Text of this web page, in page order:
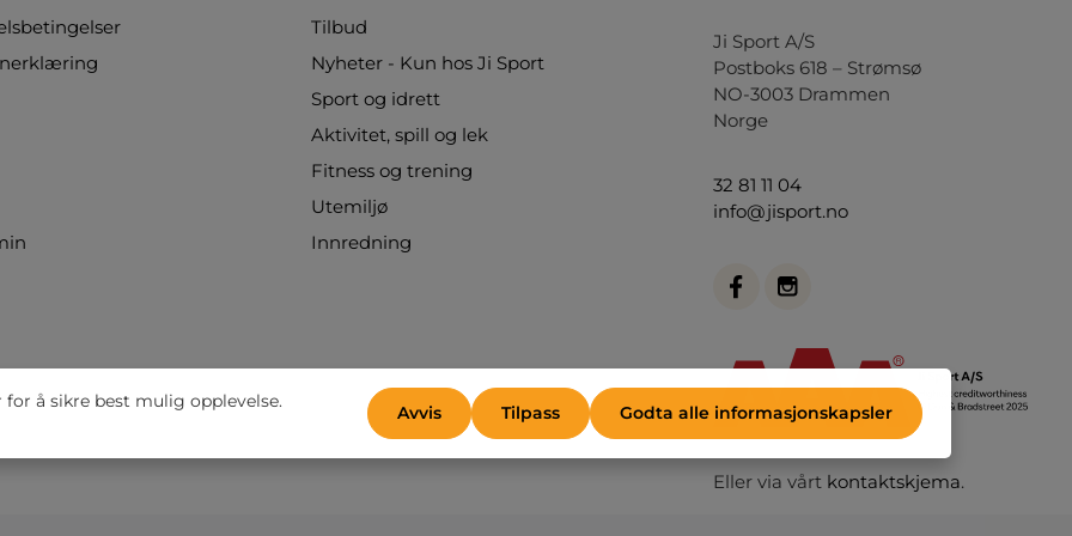
eller blå – er det lett å matche interiøret i
klasserommet eller skape et fargerikt
Tilbud
Nyheter - Kun hos Ji Sport
Sport og idrett
Aktivitet, spill og lek
Fitness og trening
Utemiljø
Innredning
Ji Sport A/S
Postboks 618 – Strømsø
NO-3003 Drammen
Norge
32 81 11 04
info@jisport.no
Eller via vårt kontaktskjema.
å sikre best mulig opplevelse.
Avvis Tilpass Godta alle informasjonskapsler